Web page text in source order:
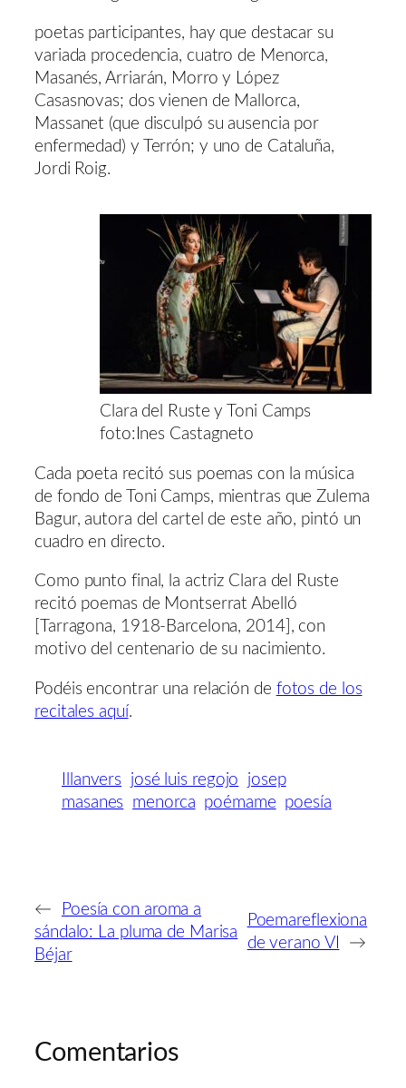
poetas participantes, hay que destacar su
variada procedencia, cuatro de Menorca,
Masanés, Arriarán, Morro y López
Casasnovas; dos vienen de Mallorca,
Massanet (que disculpó su ausencia por
enfermedad) y Terrón; y uno de Cataluña,
Jordi Roig.
Clara del Ruste y Toni Camps
foto:Ines Castagneto
Cada poeta recitó sus poemas con la música
de fondo de Toni Camps, mientras que Zulema
Bagur, autora del cartel de este año, pintó un
cuadro en directo.
Como punto final, la actriz Clara del Ruste
recitó poemas de Montserrat Abelló
[Tarragona, 1918-Barcelona, 2014], con
motivo del centenario de su nacimiento.
Podéis encontrar una relación de fotos de los
recitales aquí.
Illanvers josé luis regojo
josep
masanes
menorca poémame poesía
←
Poesía con aroma a
sándalo: La pluma de Marisa
Béjar
Poemareflexiona
de verano VI
→
Comentarios